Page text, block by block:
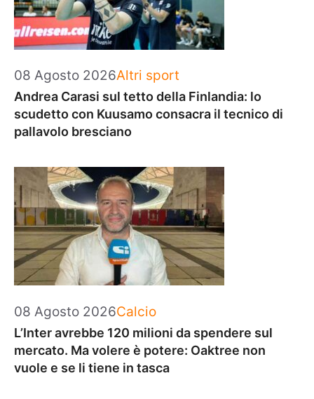
08 Agosto 2026Categorie
Altri sport
Andrea Carasi sul tetto della Finlandia: lo
scudetto con Kuusamo consacra il tecnico di
pallavolo bresciano
08 Agosto 2026Categorie
Calcio
L’Inter avrebbe 120 milioni da spendere sul
mercato. Ma volere è potere: Oaktree non
vuole e se li tiene in tasca